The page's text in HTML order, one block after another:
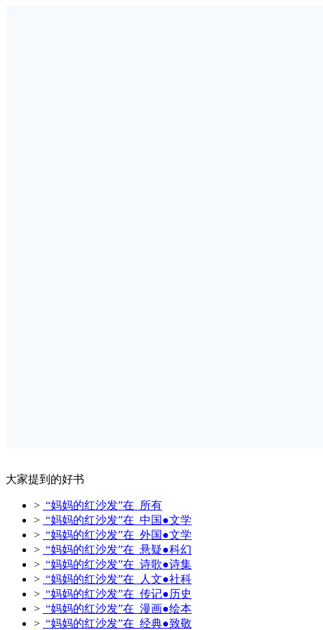
大家提到的好书
> “妈妈的红沙发”在 所有
> “妈妈的红沙发”在 中国●文学
> “妈妈的红沙发”在 外国●文学
> “妈妈的红沙发”在 悬疑●科幻
> “妈妈的红沙发”在 诗歌●诗集
> “妈妈的红沙发”在 人文●社科
> “妈妈的红沙发”在 传记●历史
> “妈妈的红沙发”在 漫画●绘本
> “妈妈的红沙发”在 经典●致敬